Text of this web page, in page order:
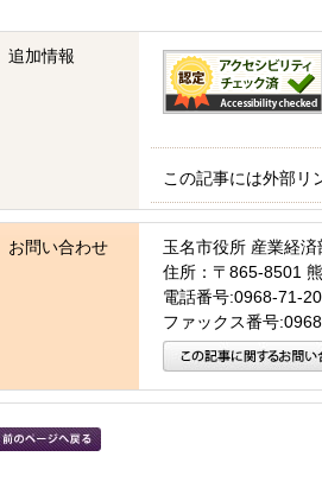
追加情報
この記事には外部リ
お問い合わせ
玉名市役所 産業経
住所：〒865-8501
電話番号:0968-71-
ファックス番号